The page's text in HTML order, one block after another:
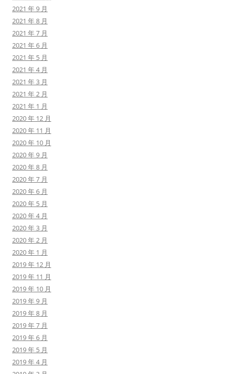
2021 年 9 月
2021 年 8 月
2021 年 7 月
2021 年 6 月
2021 年 5 月
2021 年 4 月
2021 年 3 月
2021 年 2 月
2021 年 1 月
2020 年 12 月
2020 年 11 月
2020 年 10 月
2020 年 9 月
2020 年 8 月
2020 年 7 月
2020 年 6 月
2020 年 5 月
2020 年 4 月
2020 年 3 月
2020 年 2 月
2020 年 1 月
2019 年 12 月
2019 年 11 月
2019 年 10 月
2019 年 9 月
2019 年 8 月
2019 年 7 月
2019 年 6 月
2019 年 5 月
2019 年 4 月